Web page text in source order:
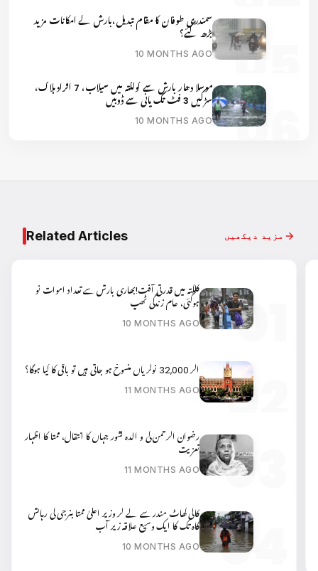
سمندری طوفان کا مقام تبدیل،بارش کے امکانات مزید
بڑھ گئے؟
10 MONTHS AGO
موسلا دھار بارش سے کولکتہ میں سیلاب، 7 افراد ہلاک،
سڑکیں 3 فٹ تک پانی سے ڈوبیں
10 MONTHS AGO
Related Articles مزید دیکھیں
کلکتہ میں قدرتی آفت!بھاری بارش سے تعداد اموات نو
ہوگئی، عام زندگی ٹھپ
10 MONTHS AGO
اگر 32,000 نوکریاں منسوخ ہو جاتی ہیں تو باقی کا کیا ہوگا؟
11 MONTHS AGO
رضوان الرحمن کی و الدہ کشور جہاں کا انتقال، ممتا کا اظہار
تعزیت
11 MONTHS AGO
کالی گھاٹ مندر سے لے کر وزیر اعلیٰ ممتا بنرجی کی رہائش
گاہ تک کا ایک وسیع علاقہ زیر آب
10 MONTHS AGO